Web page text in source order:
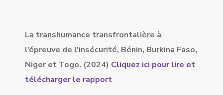
La transhumance transfrontalière à
l’épreuve de l’insécurité, Bénin, Burkina Faso,
Niger et Togo. (2024) Cliquez ici pour lire et
télécharger le rapport